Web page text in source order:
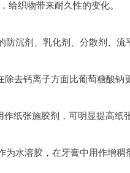
给织物带来耐久性的变化。
剂、乳化剂、分散剂、流
钙离子方面比葡萄糖酸钠
张施胶剂，可明显提高纸
水溶胶，在牙膏中用作增稠